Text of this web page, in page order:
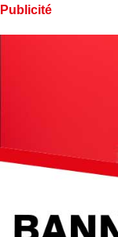
Publicité